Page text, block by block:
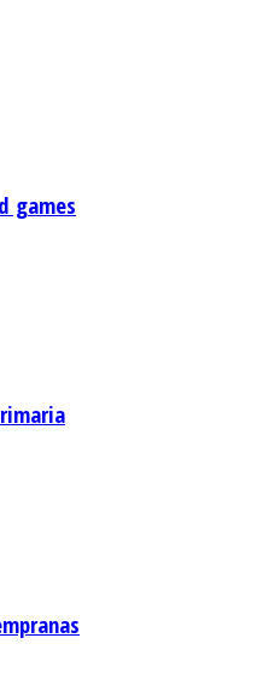
games